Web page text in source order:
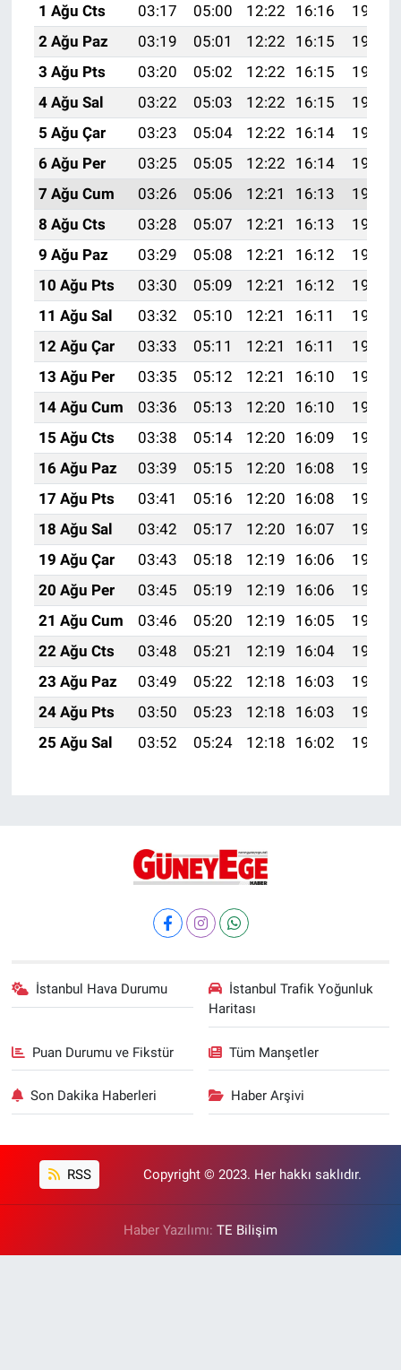
1 Ağu Cts
03:17 05:00 12:22 16:16
19:34
2 Ağu Paz
03:19 05:01 12:22 16:15
19:33
3 Ağu Pts
03:20 05:02 12:22 16:15
19:32
4 Ağu Sal
03:22 05:03 12:22 16:15
19:30
5 Ağu Çar
03:23 05:04 12:22 16:14
19:29
6 Ağu Per
03:25 05:05 12:22 16:14
19:28
7 Ağu Cum
03:26 05:06 12:21 16:13
19:27
8 Ağu Cts
03:28 05:07 12:21 16:13
19:26
9 Ağu Paz
03:29 05:08 12:21 16:12
19:24
10 Ağu Pts
03:30 05:09 12:21 16:12
19:23
11 Ağu Sal
03:32 05:10 12:21 16:11
19:22
12 Ağu Çar
03:33 05:11 12:21 16:11
19:21
13 Ağu Per
03:35 05:12 12:21 16:10
19:19
14 Ağu Cum
03:36 05:13 12:20 16:10
19:18
15 Ağu Cts
03:38 05:14 12:20 16:09
19:17
16 Ağu Paz
03:39 05:15 12:20 16:08
19:15
17 Ağu Pts
03:41 05:16 12:20 16:08
19:14
18 Ağu Sal
03:42 05:17 12:20 16:07
19:12
19 Ağu Çar
03:43 05:18 12:19 16:06
19:11
20 Ağu Per
03:45 05:19 12:19 16:06
19:10
21 Ağu Cum
03:46 05:20 12:19 16:05
19:08
22 Ağu Cts
03:48 05:21 12:19 16:04
19:07
23 Ağu Paz
03:49 05:22 12:18 16:03
19:05
24 Ağu Pts
03:50 05:23 12:18 16:03
19:04
25 Ağu Sal
03:52 05:24 12:18 16:02 19:02
İstanbul Hava Durumu
İstanbul Trafik Yoğunluk
Haritası
Puan Durumu ve Fikstür Tüm Manşetler
Son Dakika Haberleri Haber Arşivi
RSS Copyright © 2023. Her hakkı saklıdır.
Haber Yazılımı: TE Bilişim